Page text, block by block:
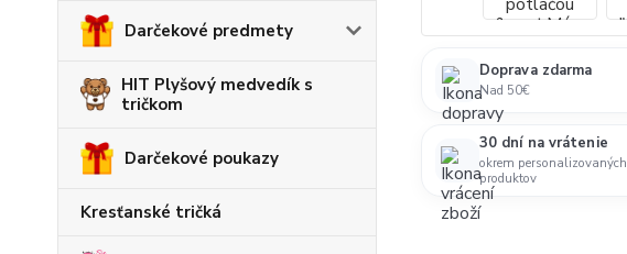
Darčekové predmety
HIT Plyšový medvedík s
tričkom
Darčekové poukazy
Kresťanské tričká
Doprava zdarma
Nad 50€
30 dní na vrátenie
okrem personalizovaných
produktov